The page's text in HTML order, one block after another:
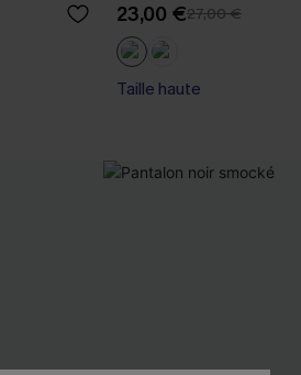
23,00 €27,00 €
Taille haute